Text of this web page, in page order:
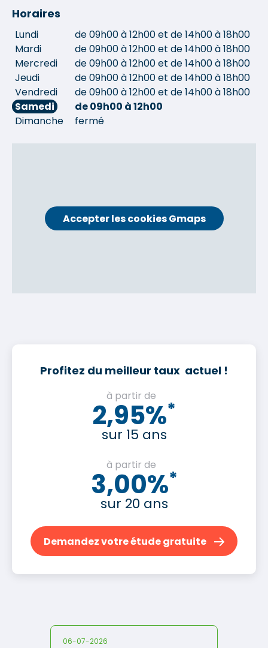
Horaires
Lundi
de 09h00 à 12h00 et de 14h00 à 18h00
Mardi
de 09h00 à 12h00 et de 14h00 à 18h00
Mercredi
de 09h00 à 12h00 et de 14h00 à 18h00
Jeudi
de 09h00 à 12h00 et de 14h00 à 18h00
Vendredi
de 09h00 à 12h00 et de 14h00 à 18h00
Samedi
de 09h00 à 12h00
Dimanche
fermé
Accepter les cookies Gmaps
Profitez du meilleur taux actuel !
à partir de
2,95%*
sur 15 ans
à partir de
3,00%*
sur 20 ans
Demandez votre étude gratuite
06-07-2026